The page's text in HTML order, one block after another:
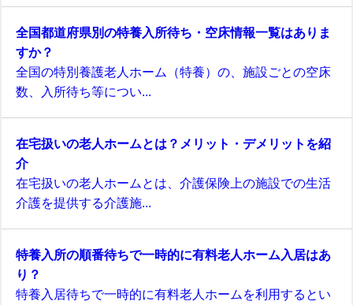
全国都道府県別の特養入所待ち・空床情報一覧はありま
すか？
全国の特別養護老人ホーム（特養）の、施設ごとの空床
数、入所待ち等につい...
在宅扱いの老人ホームとは？メリット・デメリットを紹
介
在宅扱いの老人ホームとは、介護保険上の施設での生活
介護を提供する介護施...
特養入所の順番待ちで一時的に有料老人ホーム入居はあ
り？
特養入居待ちで一時的に有料老人ホームを利用するとい